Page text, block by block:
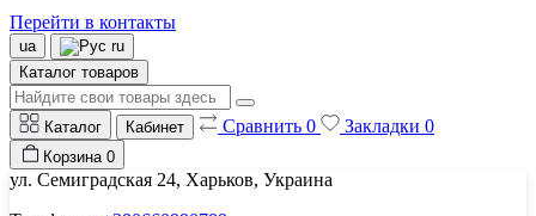
Перейти в контакты
ua
ru
Каталог товаров
Каталог Кабинет Сравнить 0 Закладки 0
Корзина 0
ул. Семиградская 24, Харьков, Украина